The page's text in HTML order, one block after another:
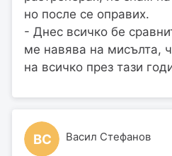
но после се оправих.
- Днес всичко бе
ме навява на мисълта,
на всичко през тази
ВС Васил Стефанов